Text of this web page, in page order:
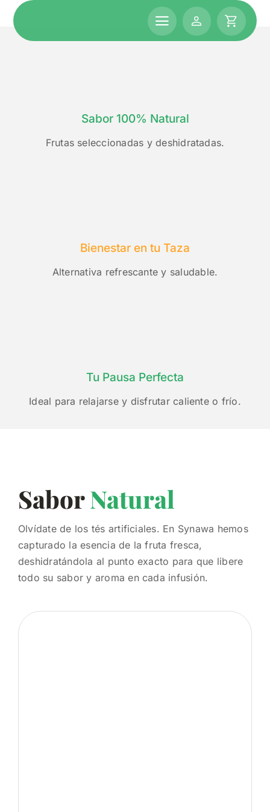
Skip
content
Sabor 100% Natural
Frutas seleccionadas y deshidratadas.
Bienestar en tu Taza
Alternativa refrescante y saludable.
Tu Pausa Perfecta
Ideal para relajarse y disfrutar caliente o frío.
SaborNatural
Olvídate de los tés artificiales. En Synawa hemos
capturado la esencia de la fruta fresca,
deshidratándola al punto exacto para que libere
todo su sabor y aroma en cada infusión.